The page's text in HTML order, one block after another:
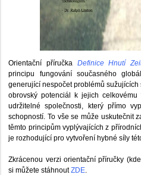
Orientační příručka Definice Hnutí
principu fungování současného
generující nespočet problémů
obrovský potenciál k jejich
udržitelné společnosti, který přímo
schopností. To vše se může uskutečnit
těmto principům vyplývajících z
je rozhodující pro vytvoření hybné síly
Zkrácenou verzi orientační příručky
si můžete stáhnoutZDE.